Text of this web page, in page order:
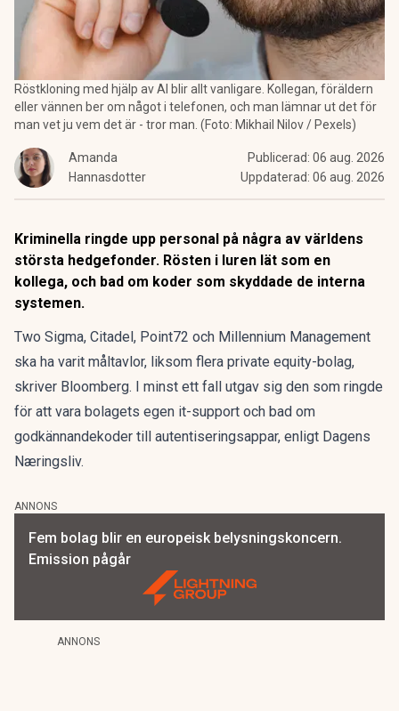
Röstkloning med hjälp av AI blir allt vanligare. Kollegan, föräldern
eller vännen ber om något i telefonen, och man lämnar ut det för
man vet ju vem det är - tror man. (Foto: Mikhail Nilov / Pexels)
Amanda
Hannasdotter
Publicerad: 06 aug. 2026
Uppdaterad: 06 aug. 2026
Kriminella ringde upp personal på några av världens
största hedgefonder. Rösten i luren lät som en
kollega, och bad om koder som skyddade de interna
systemen.
Two Sigma, Citadel, Point72 och Millennium Management
ska ha varit måltavlor, liksom flera private equity-bolag,
skriver Bloomberg. I minst ett fall utgav sig den som ringde
för att vara bolagets egen it-support och bad om
godkännandekoder till autentiseringsappar, enligt Dagens
Næringsliv.
ANNONS
Fem bolag blir en europeisk belysningskoncern.
Emission pågår
ANNONS